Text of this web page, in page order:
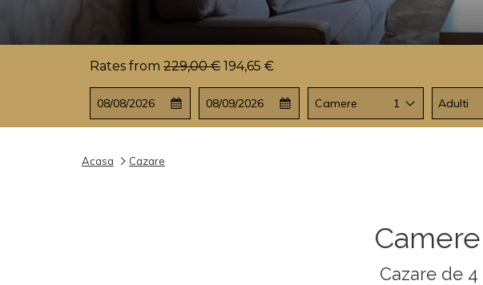
Rates from 229,00 € 194,65 €
Data
de
This
button
the
Selected
check
date
Data
de
This
button
Selected
check
Camere 1 Adulti
Acasa Cazare
Cazare de